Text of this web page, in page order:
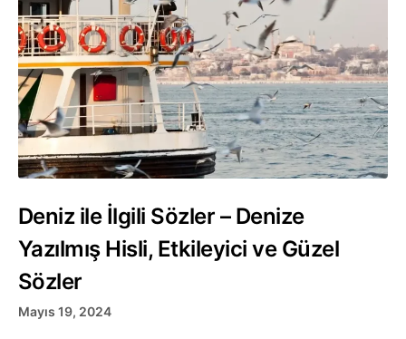
Deniz ile İlgili Sözler – Denize
Yazılmış Hisli, Etkileyici ve Güzel
Sözler
Mayıs 19, 2024